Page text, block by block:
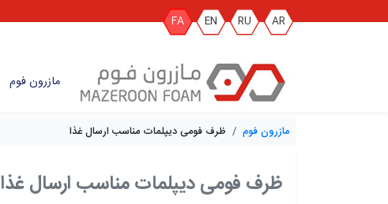
FA EN RU
AR
مازرون فوم
مازرون فوم ظرف فومی دیپلمات مناسب ارسال غذا
ظرف فومی دیپلمات مناسب ارسال غذا